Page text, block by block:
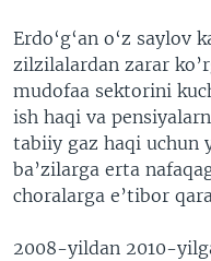
Erdo‘g‘an o‘z saylov
zilzilalardan zarar
mudofaa sektorini
ish haqi va
tabiiy gaz haqi uchun
ba’zilarga erta
choralarga e’tibor
2008-yildan 2010-